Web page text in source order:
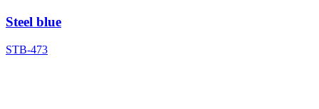
Steel blue
STB-473